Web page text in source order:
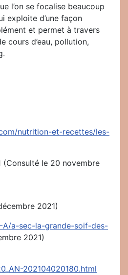
l’on se focalise beaucoup
exploite d’une façon
et permet à travers
cours d’eau, pollution,
nutrition-et-recettes/les-
(Consulté le 20 novembre
2021)
a-sec-la-grande-soif-des-
2021)
202104020180.html